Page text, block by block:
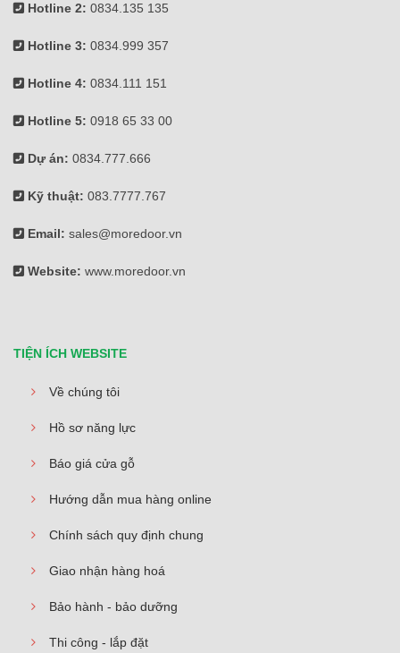
Hotline 2: 0834.135 135
Hotline 3: 0834.999 357
Hotline 4: 0834.111 151
Hotline 5: 0918 65 33 00
Dự án: 0834.777.666
Kỹ thuật: 083.7777.767
Email: sales@moredoor.vn
Website: www.moredoor.vn
TIỆN ÍCH WEBSITE
Về chúng tôi
Hồ sơ năng lực
Báo giá cửa gỗ
Hướng dẫn mua hàng online
Chính sách quy định chung
Giao nhận hàng hoá
Bảo hành - bảo dưỡng
Thi công - lắp đặt